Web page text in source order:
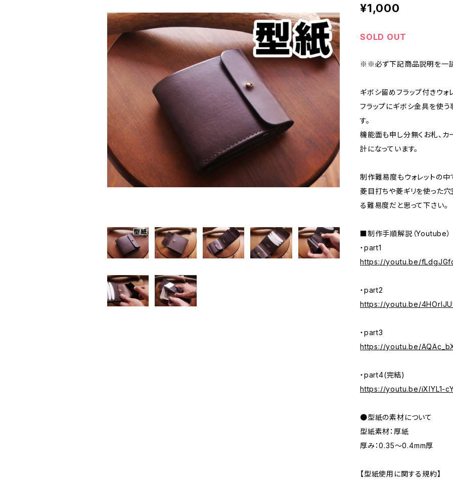
¥1,000
SOLD OUT
※※必ず下記商品説明を一
ギボシ留めフラップ付きウォ
フラップにギボシ金具を使う
す。
機能面も申し分無くお札、カ
計になっています。
制作難易度もウォレットの
菱目打ちや菱ギリを使った
る難易度だと思って下さい。
■制作手順解説（Youtube）
・part1
https://youtu.be/
・part2
https://youtu.be/
・part3
https://youtu.be/
・part4(完結)
https://youtu.be/iXIYL1-
●型紙の素材について
型紙素材：厚紙
厚み：0.35～0.4mm厚
【型紙使用に関する規約】